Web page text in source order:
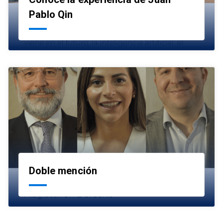
Pablo Qin
Doble mención